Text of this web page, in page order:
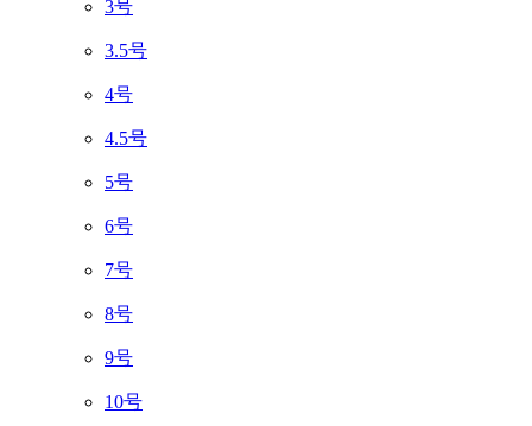
3号
3.5号
4号
4.5号
5号
6号
7号
8号
9号
10号